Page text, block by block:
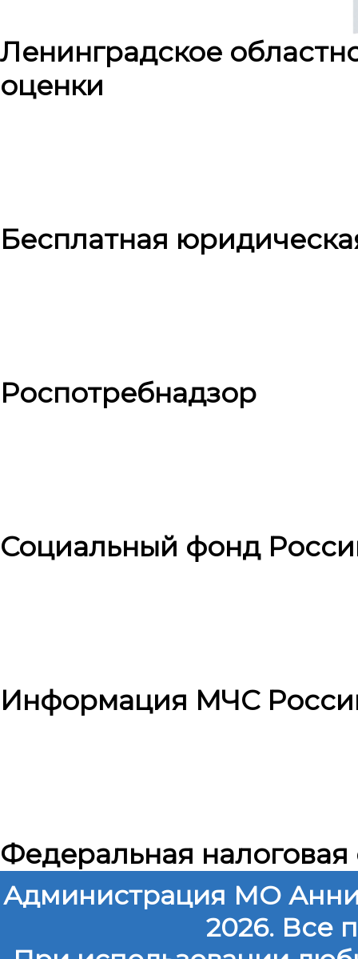
Ленинградское
оценки
Бесплатная
Роспотребнадзор
Социальный фонд
Информация МЧС
Федеральная налоговая
Администрация МО
2026. Все